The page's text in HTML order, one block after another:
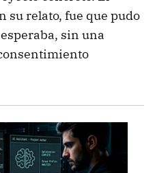
su relato, fue que pudo
sin una